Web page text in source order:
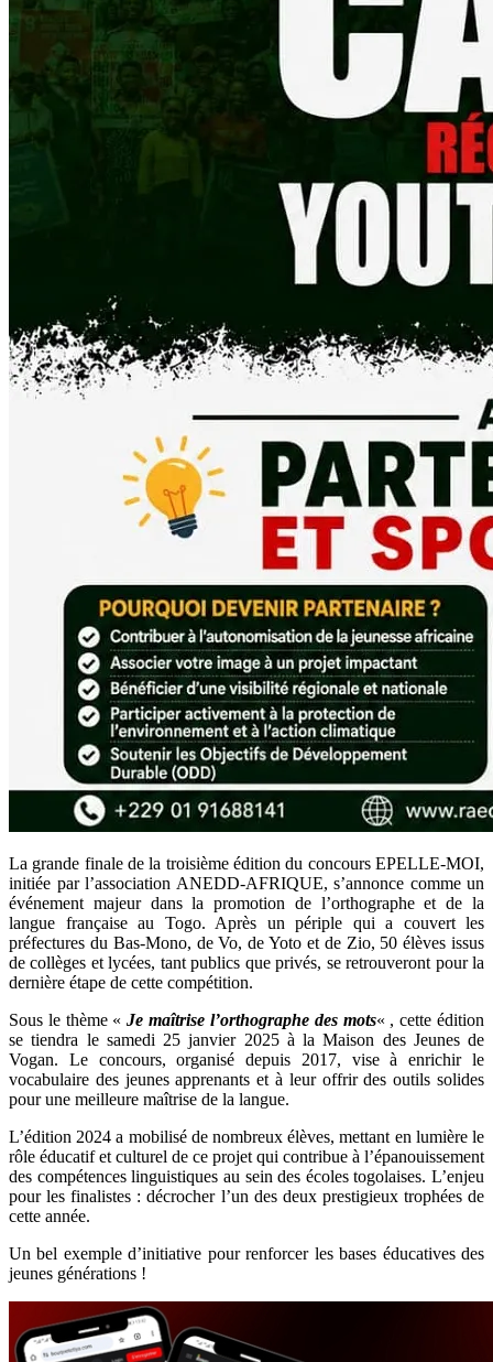
La grande finale de la troisième édition du concours EPELLE-MOI,
initiée par l’association ANEDD-AFRIQUE, s’annonce comme un
événement majeur dans la promotion de l’orthographe et de la
langue française au Togo. Après un périple qui a couvert les
préfectures du Bas-Mono, de Vo, de Yoto et de Zio, 50 élèves issus
de collèges et lycées, tant publics que privés, se retrouveront pour la
dernière étape de cette compétition.
Sous le thème «Je maîtrise l’orthographe des mots« , cette édition
se tiendra le samedi 25 janvier 2025 à la Maison des Jeunes de
Vogan. Le concours, organisé depuis 2017, vise à enrichir le
vocabulaire des jeunes apprenants et à leur offrir des outils solides
pour une meilleure maîtrise de la langue.
L’édition 2024 a mobilisé de nombreux élèves, mettant en lumière le
rôle éducatif et culturel de ce projet qui contribue à l’épanouissement
des compétences linguistiques au sein des écoles togolaises. L’enjeu
pour les finalistes : décrocher l’un des deux prestigieux trophées de
cette année.
Un bel exemple d’initiative pour renforcer les bases éducatives des
jeunes générations !